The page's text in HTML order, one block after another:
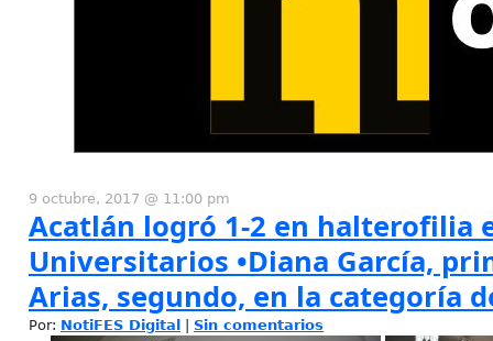
9 octubre, 2017 @ 11:00 pm
Acatlán logró 1-2 en halterofilia
Universitarios •Diana García,
Arias, segundo, en la categoría
Por: NotiFES Digital Sin comentarios